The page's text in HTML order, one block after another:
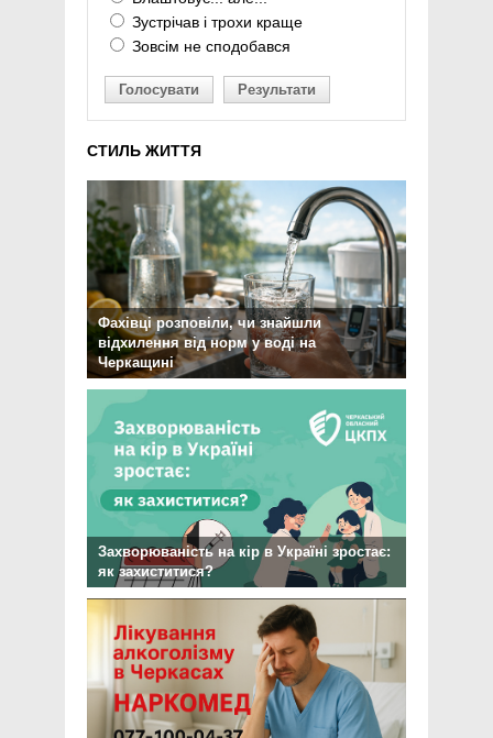
Зустрічав і трохи краще
Зовсім не сподобався
Голосувати Результати
СТИЛЬ ЖИТТЯ
Фахівці розповіли, чи знайшли
відхилення від норм у воді на
Черкащині
Захворюваність на кір в Україні зростає:
як захиститися?